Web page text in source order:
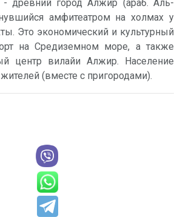
древний город Алжир (араб. Аль-
амфитеатром на холмах у
Это экономический и культурный
на Средиземном море, а также
центр вилайи Алжир. Население
(вместе с пригородами).